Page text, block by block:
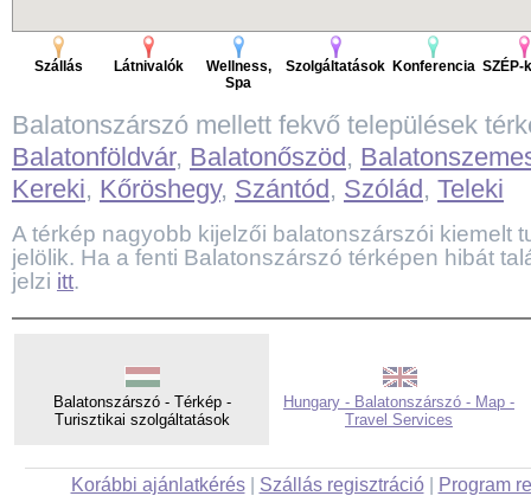
Szállás Látnivalók
Wellness,
Spa
Szolgáltatások Konferencia SZÉP-
Balatonszárszó mellett fekvő települések
Balatonföldvár, Balatonőszöd,
Kereki, Kőröshegy, Szántód, Szólád, Teleki
A térkép nagyobb kijelzői balatonszárszói kiemelt
jelölik. Ha a fenti Balatonszárszó térképen hibát
jelzi itt.
Balatonszárszó - Térkép -
Turisztikai szolgáltatások
Hungary - Balatonszárszó - Map -
Travel Services
Korábbi ajánlatkérés| Szállás regisztráció| Program